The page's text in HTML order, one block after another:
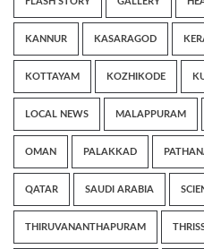
KANNUR KASARAGOD
KOTTAYAM KOZHIKODE
LOCAL NEWS MALAPPURAM
OMAN PALAKKAD
QATAR SAUDI ARABIA
THIRUVANANTHAPURAM